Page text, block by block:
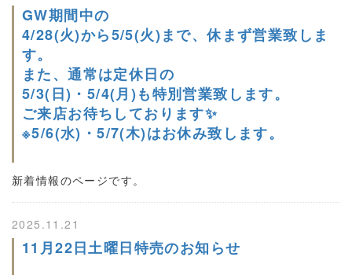
GW期間中の
4/28(火)から5/5(火)まで、休まず営業致しま
す。
また、通常は定休日の
5/3(日)・5/4(月)も特別営業致します。
ご来店お待ちしております✨
※5/6(水)・5/7(木)はお休み致します。
新着情報のページです。
2025.11.21
11月22日土曜日特売のお知らせ